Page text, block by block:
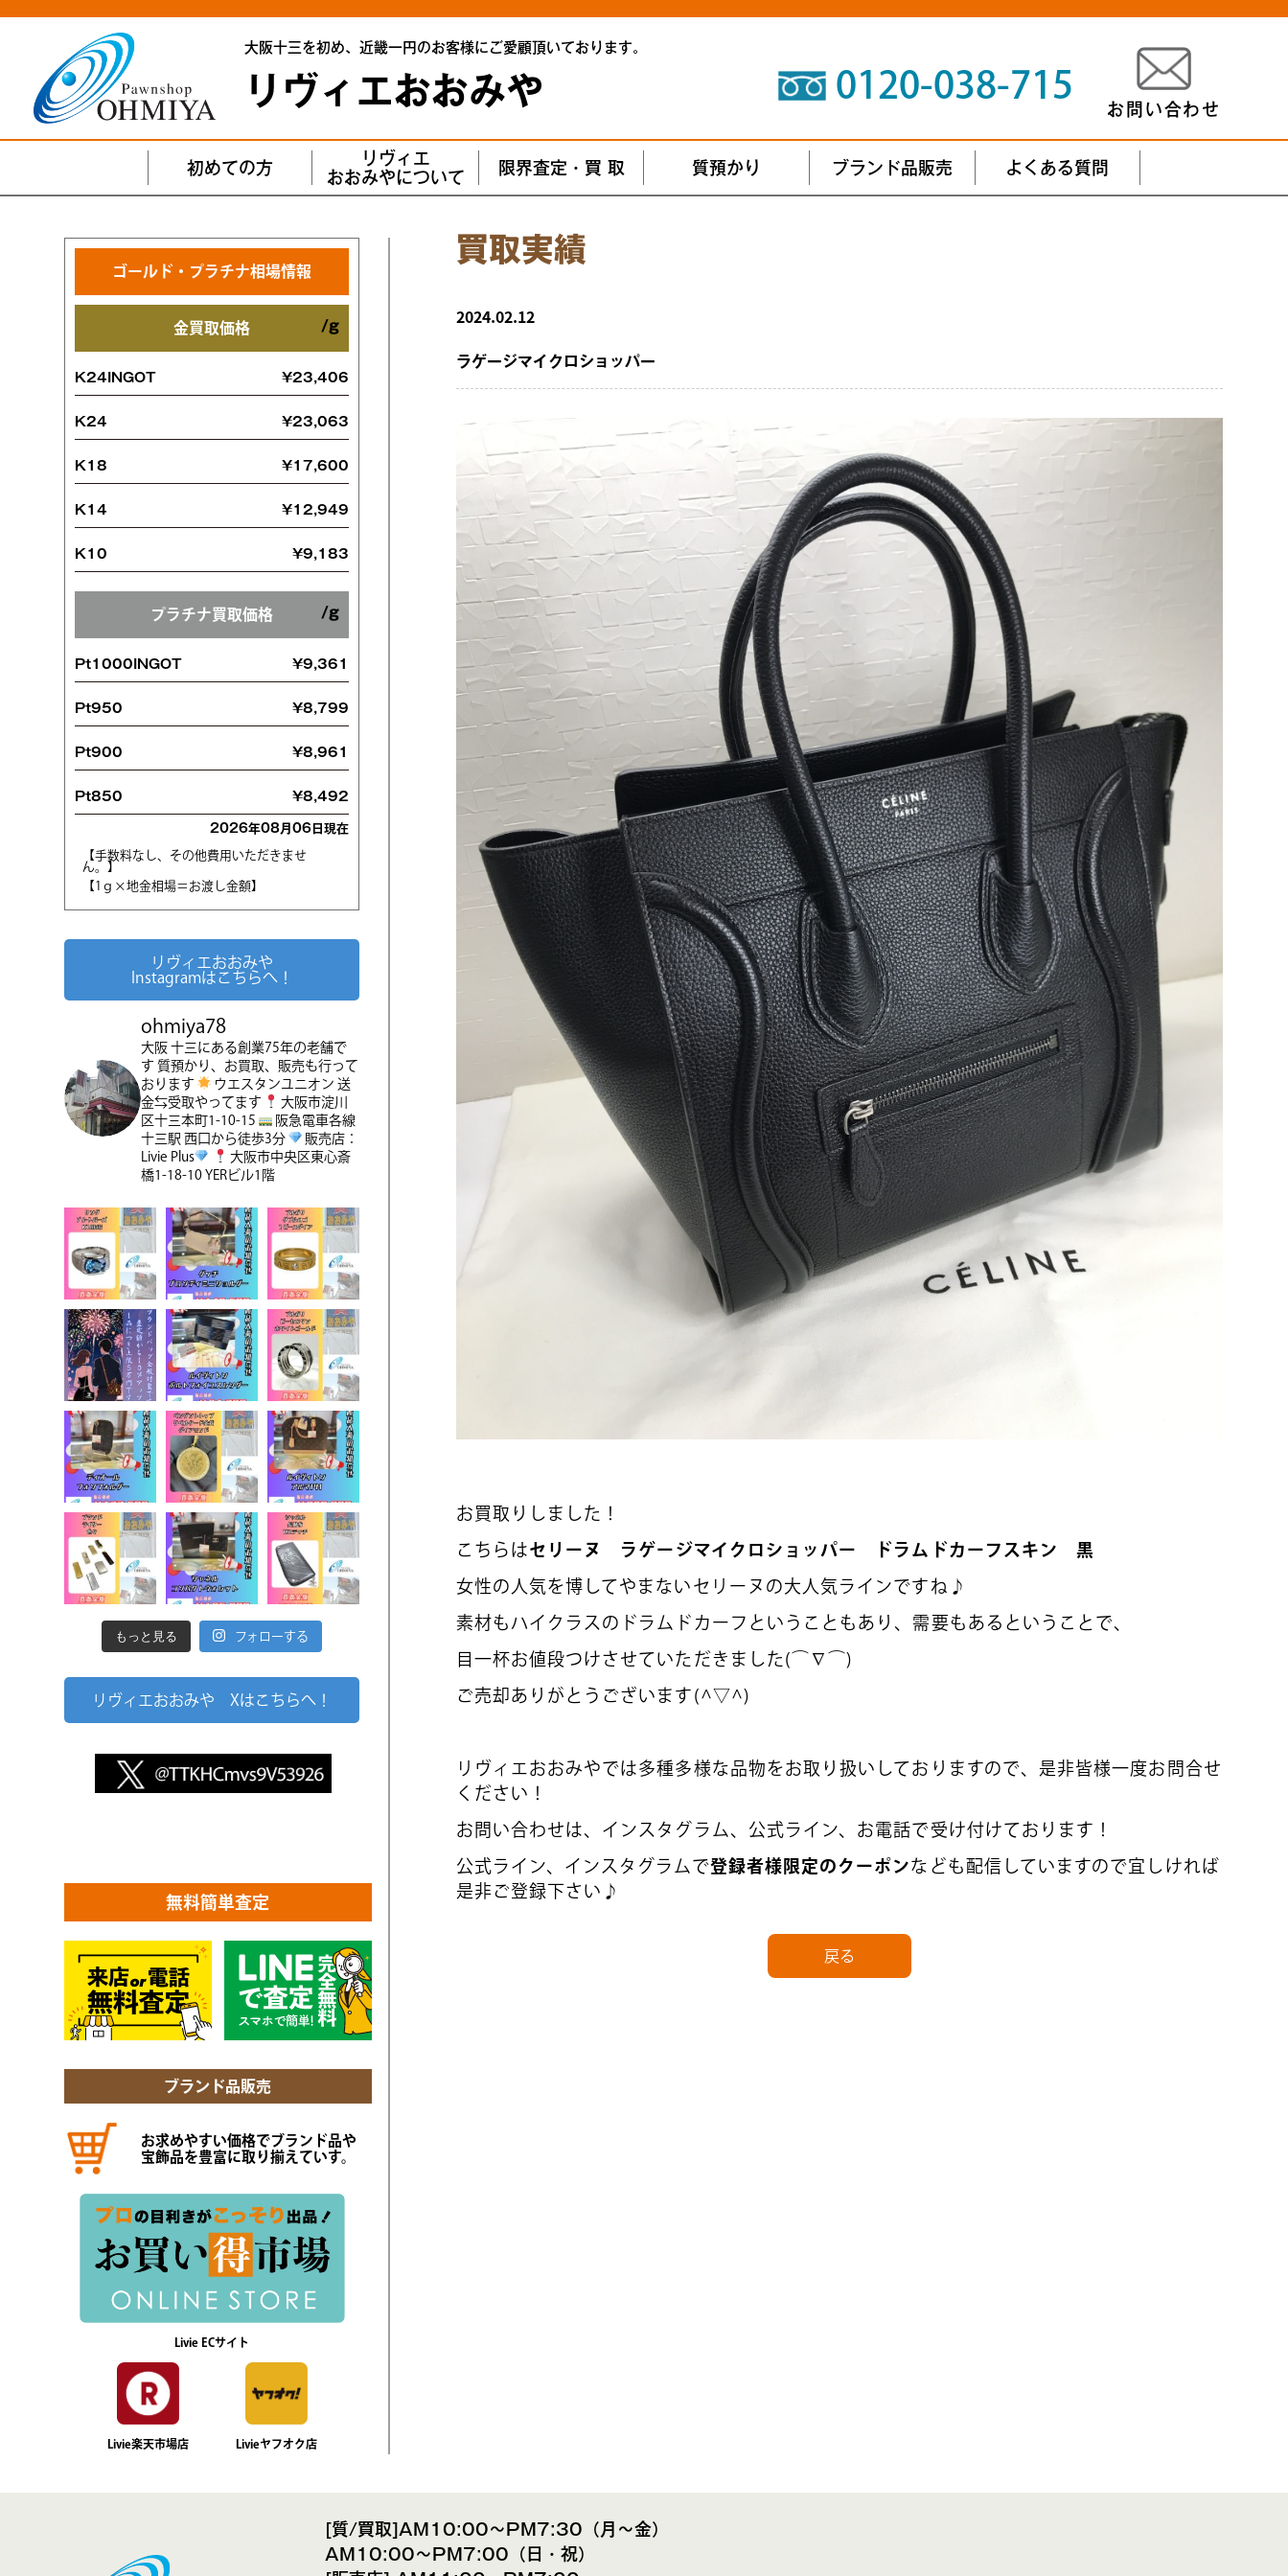
大阪十三を初め、 近畿一円のお客様にご愛顧頂いております。
リヴィエおおみや 0120-038-715
お問い合わせ
初めての方
リヴィエ
おおみやについて
限界査定・買 取 質預かり ブランド品販売 よくある質問
ゴールド・プラチナ相場情報
金買取価格
K24INGOT ¥23,406
K24 ¥23,063
K18 ¥17,600
K14 ¥12,949
K10 ¥9,183
プラチナ買取価格
Pt1000INGOT ¥9,361
Pt950 ¥8,799
Pt900 ¥8,961
Pt850 ¥8,492
2026年08月06日現在
【手数料なし、その他費用いただきませ
ん。】
【1ｇ×地金相場＝お渡し金額】
リヴィエおおみや
Instagramはこちらへ！
ohmiya78
大阪 十三にある創業75年の老舗で
す 質預かり、お買取、販売も行って
おります
ウエスタンユニオン 送
金⇆受取やってます
大阪市淀川
区十三本町1-10-15
阪急電車各線
十三駅 西口から徒歩3分
販売店：
Livie Plus
大阪市中央区東心斎
橋1-18-10 YERビル1階
もっと見る フォローする
リヴィエおおみや Xはこちらへ！
無料簡単査定
ブランド品販売
お求めやすい価格でブランド品や
宝飾品を豊富に取り揃えていす。
Livie ECサイト
Livie楽天市場店 Livieヤフオク店
買取実績
2024.02.12
ラゲージマイクロショッパー
お買取りしました！
こちらはセリーヌ ラゲージマイクロショッパー ドラムドカーフスキン 黒
女性の人気を博してやまないセリーヌの大人気ラインですね♪
素材もハイクラスのドラムドカーフということもあり、需要もあるということで、
目一杯お値段つけさせていただきました(⌒∇⌒)
ご売却ありがとうございます(^▽^)
リヴィエおおみやでは多種多様な品物をお取り扱いしておりますので、是非皆様一度お問合せ
ください！
お問い合わせは、インスタグラム、公式ライン、お電話で受け付けております！
公式ライン、インスタグラムで登録者様限定のクーポンなども配信していますので宜しければ
是非ご登録下さい♪
戻る
[質/買取]AM10:00～PM7:30（月～金）
AM10:00～PM7:00（日・祝）